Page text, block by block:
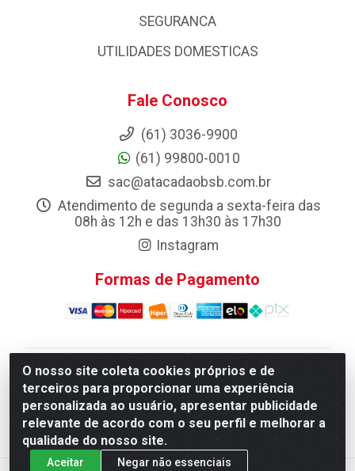
O nosso site coleta cookies próprios e de
terceiros para proporcionar uma experiência
personalizada ao usuário, apresentar publicidade
relevante de acordo com o seu perfil e melhorar a
qualidade do nosso site.
Aceitar Negar não essenciais
SEGURANCA
UTILIDADES DOMESTICAS
Fale Conosco
(61) 3036-9900
(61) 99800-0010
sac@atacadaobsb.com.br
Atendimento de segunda a sexta-feira das
08h às 12h e das 13h30 às 17h30
Instagram
Formas de Pagamento
Atacadao da Limpeza F. Pereira Queiroz Comercio e
Distribuicao LTDA - Quadra Qi 10 Lotes 39 e, 41 - Setor
Industrial (Taguatinga), Brasília/DF - CEP 72.135-100 -
CNPJ 13.184.675/0001-80